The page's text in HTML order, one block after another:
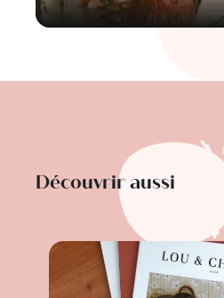
Découvrir aussi